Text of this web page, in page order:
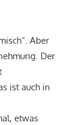
Aber
Der
ist auch in
etwas